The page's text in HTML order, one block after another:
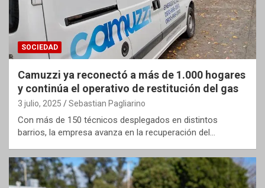
SOCIEDAD
Camuzzi ya reconectó a más de 1.000 hogares
y continúa el operativo de restitución del gas
3 julio, 2025 Sebastian Pagliarino
Con más de 150 técnicos desplegados en distintos
barrios, la empresa avanza en la recuperación del…